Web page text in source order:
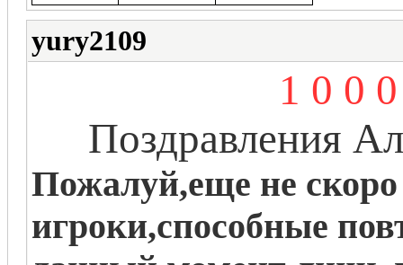
yury2109
1 0 0
Поздравления
Пожалуй,еще не скоро
игроки,способные